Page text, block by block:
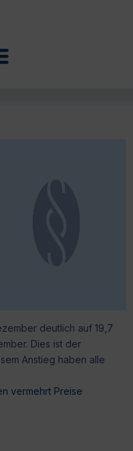
deutlich auf 19,7
Dies ist der
Anstieg haben alle
vermehrt Preise